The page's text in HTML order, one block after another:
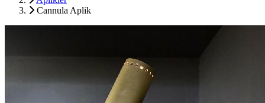
Cannula Aplik